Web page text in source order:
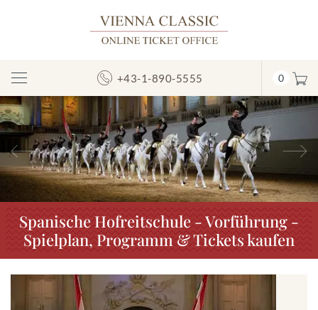
Navigation
umschalten
+43-1-890-5555 0
Vorheriges
Spanische Hofreitschule - Vorführung -
Spielplan, Programm & Tickets kaufen